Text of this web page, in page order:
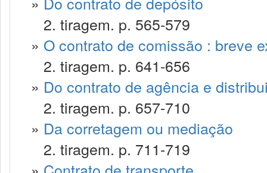
2. tiragem. p. 565-579
» O contrato de comissão : breve
2. tiragem. p. 641-656
» Do contrato de agência e
2. tiragem. p. 657-710
» Da corretagem ou mediação
2. tiragem. p. 711-719